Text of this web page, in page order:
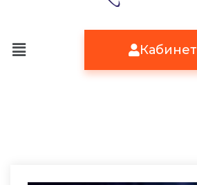
Кабинет